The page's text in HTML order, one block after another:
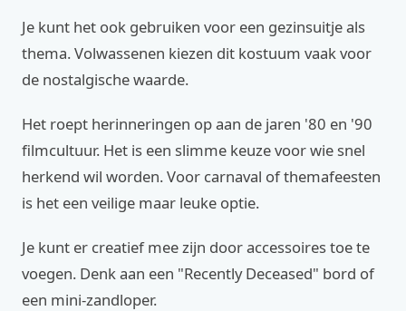
Je kunt het ook gebruiken voor een gezinsuitje als
thema. Volwassenen kiezen dit kostuum vaak voor
de nostalgische waarde.
Het roept herinneringen op aan de jaren '80 en '90
filmcultuur. Het is een slimme keuze voor wie snel
herkend wil worden. Voor carnaval of themafeesten
is het een veilige maar leuke optie.
Je kunt er creatief mee zijn door accessoires toe te
voegen. Denk aan een "Recently Deceased" bord of
een mini-zandloper.